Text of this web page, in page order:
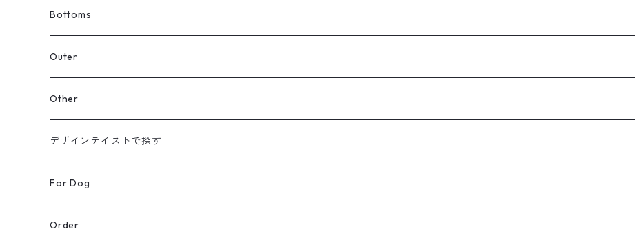
Tシャツ
スウェット
パーカー
シャツ
ニット
Bottoms
Outer
カーディガン
【Original】
ジャケット
【Original】
Other
帽子
バッグ
シューズ
デザインテイストで探す
ラインアート
リアルデザイン
For Dog
Wear
Order